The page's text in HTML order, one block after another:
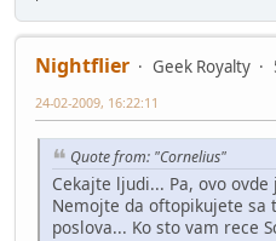
Nightflier Geek Royalty
24-02-2009, 16:22:11
Quote from: "Cornelius"
Cekajte ljudi... Pa, ovo
Nemojte da oftopikujete sa
poslova... Ko sto vam rece